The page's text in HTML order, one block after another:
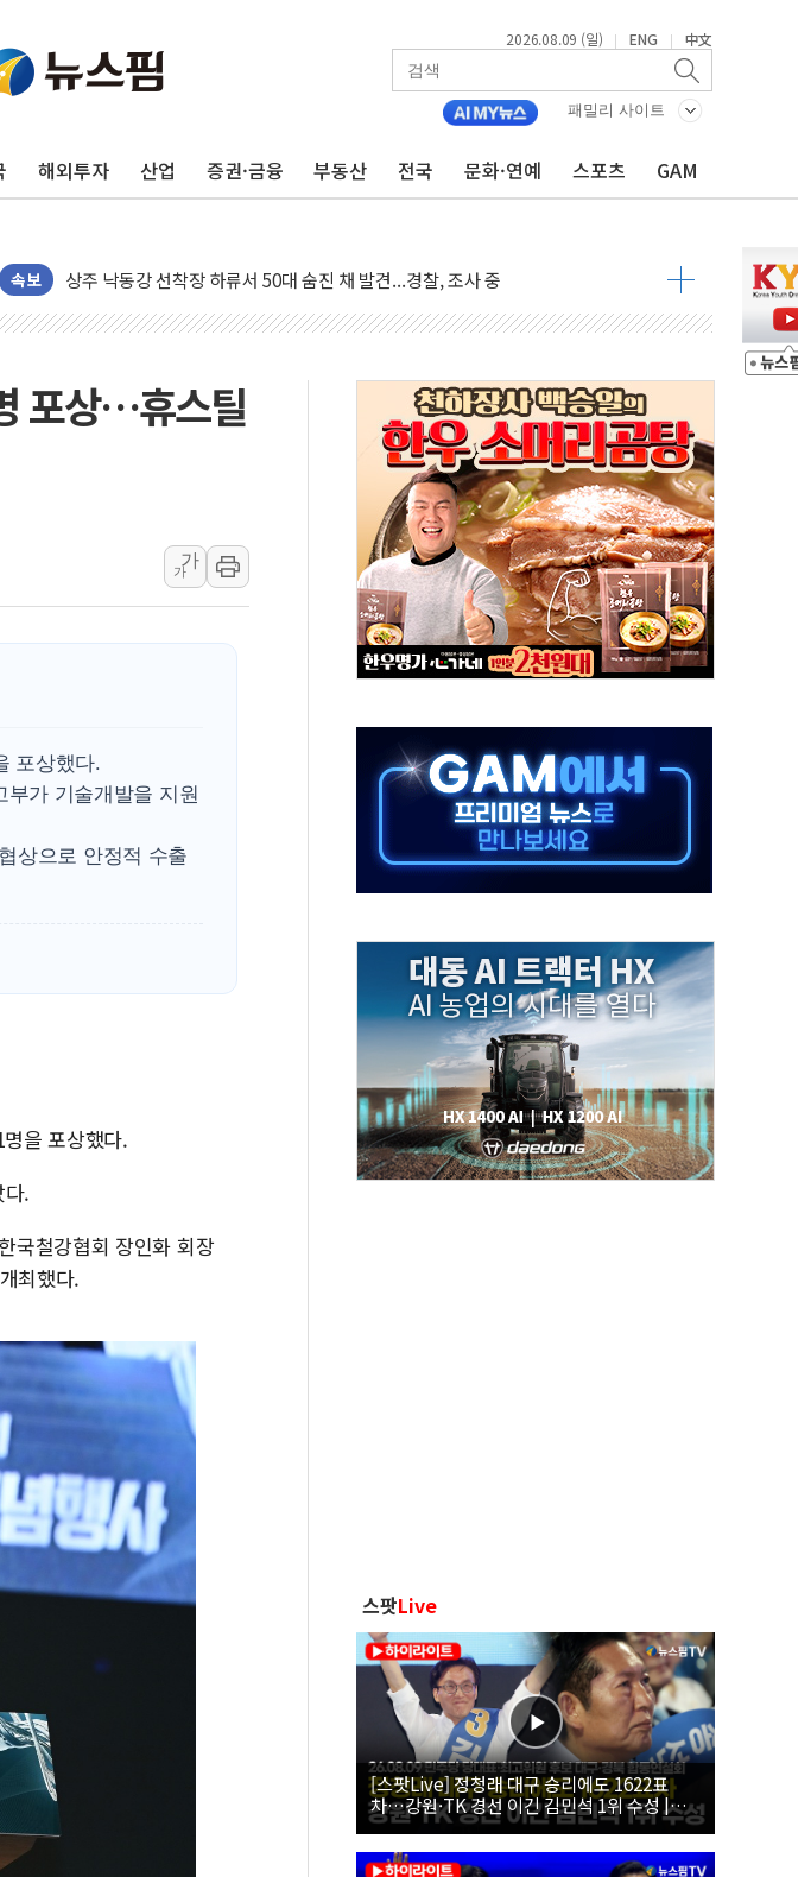
2026.08.09 (일) | ENG | 中文
패밀리 사이트
해외투자 산업 증권·금융 부동산 전국 문화·연예 스포츠 GAM
속보
평택 진위면 공장서 질식사고 발생…작업자 1명 숨져
포항 블루밸리 국가산단에 '철강 AI융합실증센터' 들어선다
[종합] 김민석, 정청래에 누적 '1.48%p' 차 선두 유지...金 46.01% vs 鄭 44.53%
민주당 경북도당위원장에 오중기 당선...합산득표율 68.63%
김민석, 강원·대구·경북 경선서 정청래에 승리…金 48.54% vs 鄭 44.40%
[속보] 민주, 강원·대구·경북 경선 결과...김민석 48.54% 정청래 44.40%
[속보] 민주, 경북 경선 결과 발표...김민석 47.37% 정청래 45.71% 송영길 6.92%
[속보] 민주, 대구 경선 결과 발표...정청래 47.82% 김민석 46.35% 송영길 5.83%
[속보] 민주, 강원 경선 결과 발표...김민석 50.30% 정청래 41.94% 송영길 7.76%
정재헌 CEO, SKT 장기고객 400명 맞이…"마음 잇는 시간 되길"
최태원, 노소영에 9440억 지급 확정되나…재상고 앞두고 막판 셈법
하나금융, 명동 소상공인에 '행복상자' 전달
인천시 광복절 현수막 '태극기 거꾸로' 논란…이틀만에 철거
홈플러스發 대형마트 판매, 역대 최대폭 감소한 9.4%↓…유통업계 양극화 심화
윤준병·이해민 의원, '정부 특사'로 콜롬비아 대통령 취임식 참석
'호우·산사태 주의보' 울진 시간당 30mm 강한 비...호우 피해 없어
여야, 황희 '버스 하우스' 공방…野 "청년 우롱 기괴" vs 與 "송구한 해프닝"
포상…휴스틸
가
가
포상했다.
부가 기술개발을 지원
상으로 안정적 수출
을 포상했다.
.
국철강협회 장인화 회장
최했다.
스팟Live
[스팟Live] 정청래 대구 승리에도 1622표
차…강원·TK 경선 이긴 김민석 1위 수성 |
26.08.09 더불어민주당 당대표·최고위원 후
보 대구·경북 합동연설회